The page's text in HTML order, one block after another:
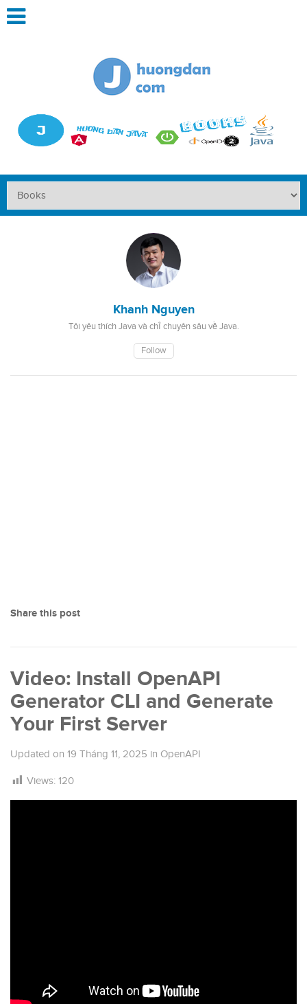
Khanh Nguyen
Tôi yêu thích Java và chỉ chuyên sâu về Java.
Follow
Share this post
Video: Install OpenAPI
Generator CLI and Generate
Your First Server
Updated on 19 Tháng 11, 2025 in OpenAPI
Views: 120